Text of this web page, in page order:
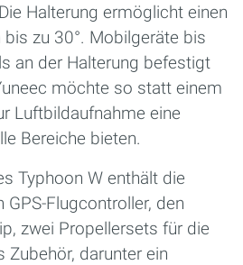
Halterung ermöglicht einen
zu 30°. Mobilgeräte bis
an der Halterung befestigt
möchte so statt einem
Luftbildaufnahme eine
Bereiche bieten.
Typhoon W enthält die
GPS-Flugcontroller, den
zwei Propellersets für die
Zubehör, darunter ein